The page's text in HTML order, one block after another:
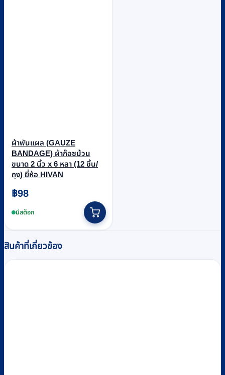
ผ้าพันแผล (GAUZE
BANDAGE) ผ้าก๊อซม้วน
ขนาด 2 นิ้ว x 6 หลา (12 ชิ้น/
ถุง) ยี่ห้อ HIVAN
฿98
มีสต็อก
สินค้าที่เกี่ยวข้อง